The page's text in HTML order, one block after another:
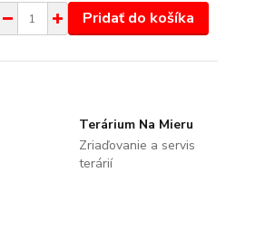
Pridať do košíka
Terárium Na Mieru
Zriaďovanie a servis
terárií